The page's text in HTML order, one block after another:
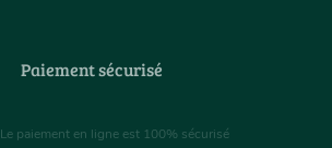
Paiement sécurisé
Le paiement en ligne est 100% sécurisé